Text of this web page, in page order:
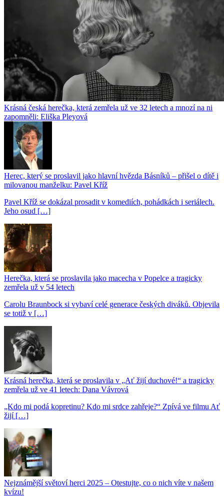
Krásná česká herečka, která zemřela už ve 32 letech a mnozí na ni
zapomněli: Eliška Pleyová
Herec, který se proslavil jako hlavní hvězda Básníků – přišel o dítě i
milovanou manželku: Pavel Kříž
Pavel Kříž se dokázal prosadit v komediích, pohádkách i seriálech.
Jeho osud […]
Herečka, která se proslavila jako macecha v Popelce a tragicky
zemřela už v 54 letech
Carolu Braunbock si vybaví celé generace českých diváků. Objevila
se totiž v […]
Krásná herečka, která se proslavila v „Ať žijí duchové!“ a tragicky
zemřela už ve 41 letech: Dana Vávrová
„Kdo mi podá kopretinu? Kdo mi srdce zahřeje?“ Zpívá ve filmu Ať
žijí […]
Nejznámější světoví herci 2025 – Otestujte, co o nich víte v našem
kvízu!